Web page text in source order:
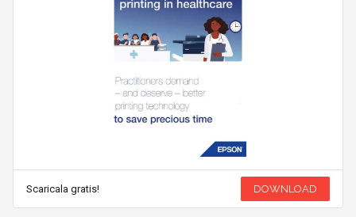
Scaricala gratis! DOWNLOAD